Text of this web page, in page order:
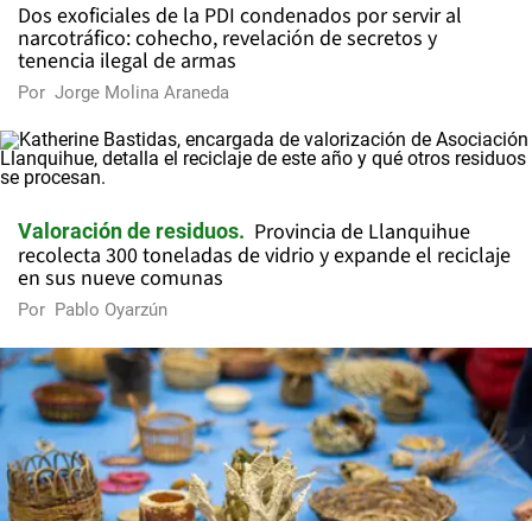
Dos exoficiales de la PDI condenados por servir al
narcotráfico: cohecho, revelación de secretos y
tenencia ilegal de armas
Por Jorge Molina Araneda
Valoración de residuos
Provincia de Llanquihue
recolecta 300 toneladas de vidrio y expande el reciclaje
en sus nueve comunas
Por Pablo Oyarzún